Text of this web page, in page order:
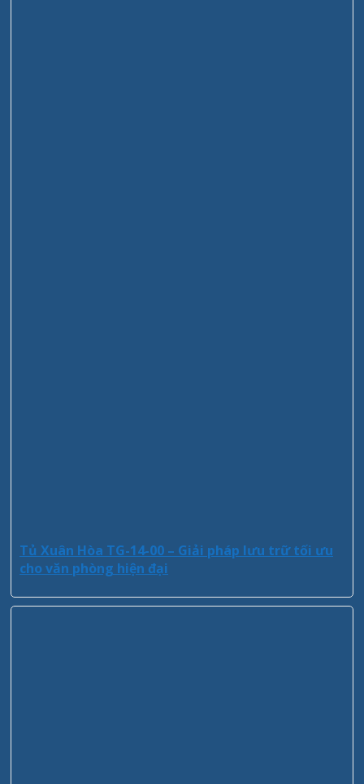
Tủ Xuân Hòa TG-14-00 – Giải pháp lưu trữ tối ưu
cho văn phòng hiện đại